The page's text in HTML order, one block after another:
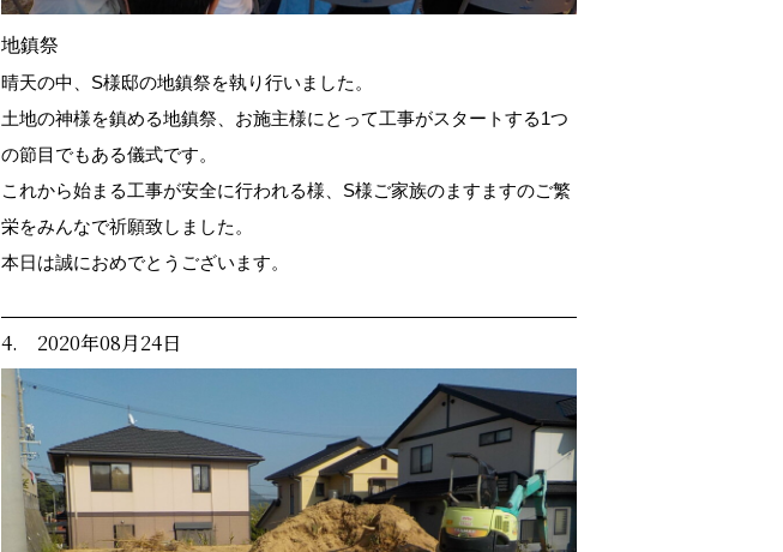
地鎮祭
晴天の中、S様邸の地鎮祭を執り行いました。
土地の神様を鎮める地鎮祭、お施主様にとって工事がスタートする1つ
の節目でもある儀式です。
これから始まる工事が安全に行われる様、S様ご家族のますますのご繁
栄をみんなで祈願致しました。
本日は誠におめでとうございます。
4. 2020年08月24日